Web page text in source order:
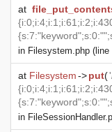
at
in Filesystem.php (line
at Filesystem->put(
in